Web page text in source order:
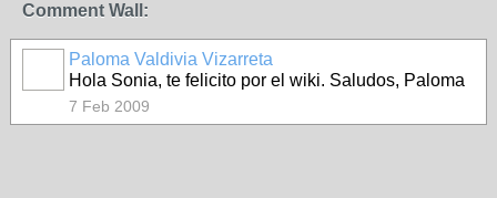
Comment Wall:
Paloma Valdivia Vizarreta
Hola Sonia, te felicito por el wiki. Saludos, Paloma
7 Feb 2009